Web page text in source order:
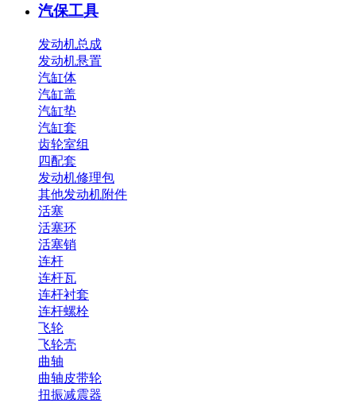
汽保工具
发动机总成
发动机悬置
汽缸体
汽缸盖
汽缸垫
汽缸套
齿轮室组
四配套
发动机修理包
其他发动机附件
活塞
活塞环
活塞销
连杆
连杆瓦
连杆衬套
连杆螺栓
飞轮
飞轮壳
曲轴
曲轴皮带轮
扭振减震器